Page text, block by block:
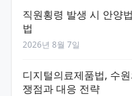
직원횡령 발생 시 안양
법
2026년 8월 7일
디지털의료제품법, 수
쟁점과 대응 전략